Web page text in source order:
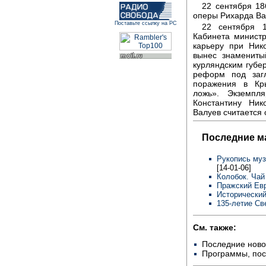
Поставьте ссылку на РС
22 сентября
оперы Рихарда
22 сентября
Кабинета
карьеру при
вынес
курляндским
реформ под
поражения в
ложь».
Константину
Валуев
Последние
Рукопись
[14-01-06]
Колобок.
Пражский
135-летие
См. также:
Последние
Программы,